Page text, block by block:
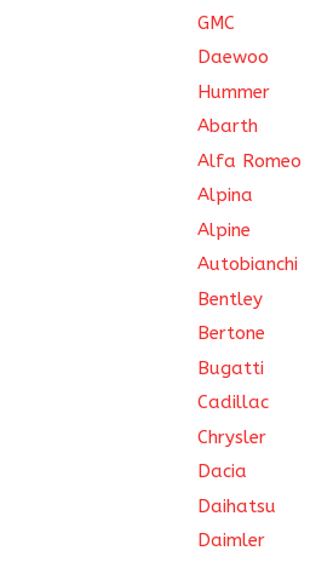
GMC
Daewoo
Hummer
Abarth
Alfa Romeo
Alpina
Alpine
Autobianchi
Bentley
Bertone
Bugatti
Cadillac
Chrysler
Dacia
Daihatsu
Daimler